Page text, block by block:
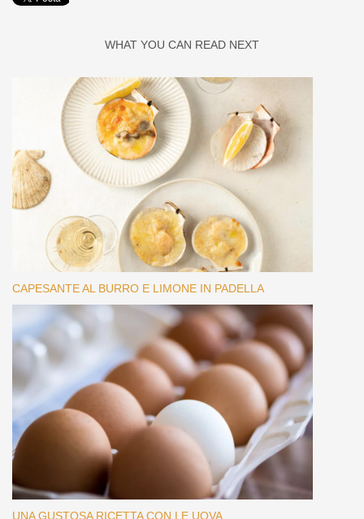
WHAT YOU CAN READ NEXT
CAPESANTE AL BURRO E LIMONE IN PADELLA
UNA GUSTOSA RICETTA CON LE UOVA